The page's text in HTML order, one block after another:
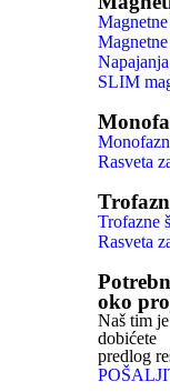
SLIM
Rasveta
Trofazne
Rasveta
oko
Naš tim
dobićete
predlog